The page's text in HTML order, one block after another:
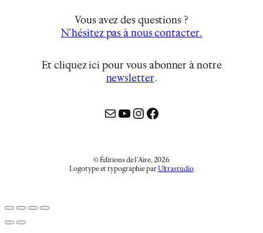
Vous avez des questions ?
N’hésitez pas à nous contacter.
Et cliquez ici pour vous abonner à notre
newsletter…
MailYouTube
Instagram
Facebook
© Éditions de l’Aire, 2026
Logotype et typographie par Ultrastudio